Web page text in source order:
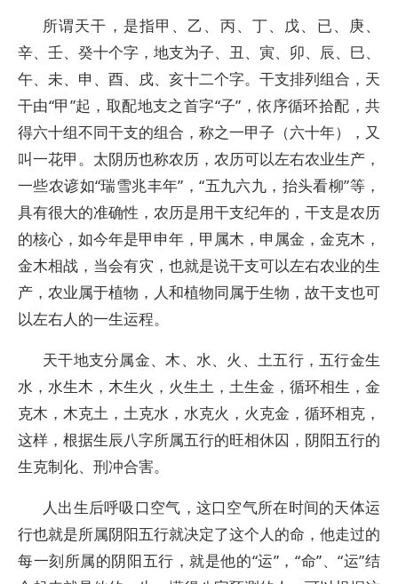
所谓天干，是指甲、乙、丙、丁、戊、已、庚、
辛、壬、癸十个字，地支为子、丑、寅、卯、辰、巳、
午、未、申、酉、戌、亥十二个字。干支排列组合，天
干由“甲”起，取配地支之首字“子”，依序循环拾配，共
得六十组不同干支的组合，称之一甲子（六十年），又
叫一花甲。太阴历也称农历，农历可以左右农业生产，
一些农谚如“瑞雪兆丰年”，“五九六九，抬头看柳”等，
具有很大的准确性，农历是用干支纪年的，干支是农历
的核心，如今年是甲申年，甲属木，申属金，金克木，
金木相战，当会有灾，也就是说干支可以左右农业的生
产，农业属于植物，人和植物同属于生物，故干支也可
以左右人的一生运程。
天干地支分属金、木、水、火、土五行，五行金生
水，水生木，木生火，火生土，土生金，循环相生，金
克木，木克土，土克水，水克火，火克金，循环相克，
这样，根据生辰八字所属五行的旺相休囚，阴阳五行的
生克制化、刑冲合害。
人出生后呼吸口空气，这口空气所在时间的天体运
行也就是所属阴阳五行就决定了这个人的命，他走过的
每一刻所属的阴阳五行，就是他的“运”，“命”、“运”结